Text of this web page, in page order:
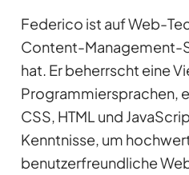
Federico ist auf Web-
Content-Management-
hat. Er beherrscht eine
Programmiersprachen,
CSS, HTML und
Kenntnisse, um
benutzerfreundliche